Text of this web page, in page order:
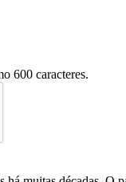
600 caracteres.